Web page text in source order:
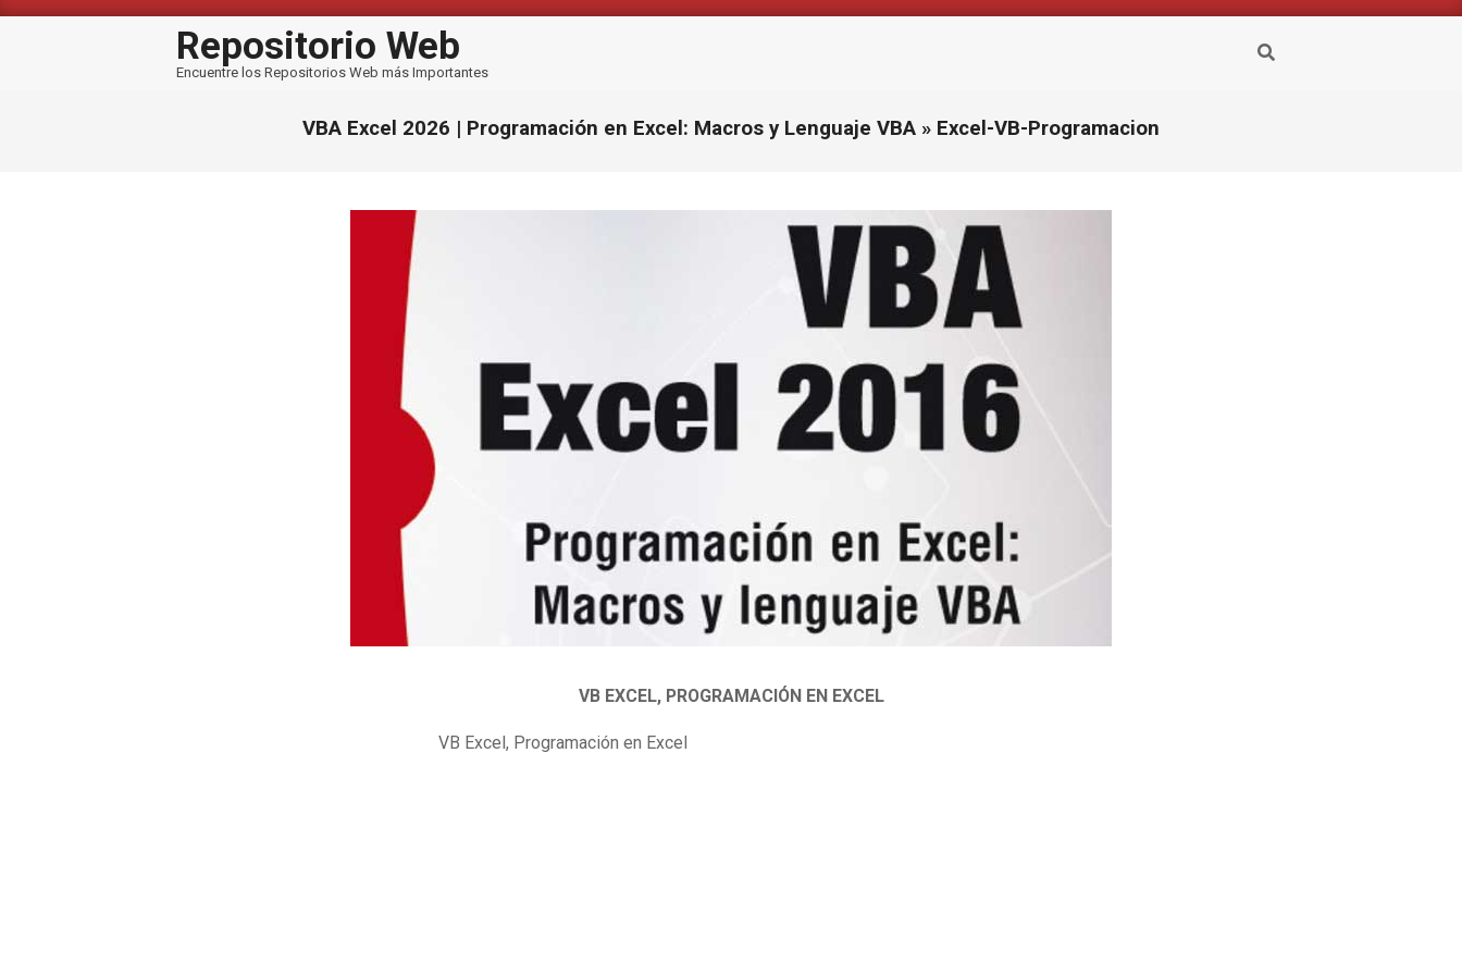
Repositorio Web
Encuentre los Repositorios Web más Importantes
Buscar
VBA Excel 2026 | Programación en Excel: Macros y Lenguaje VBA » Excel-VB-Programacion
VB EXCEL, PROGRAMACIÓN EN EXCEL
VB Excel, Programación en Excel